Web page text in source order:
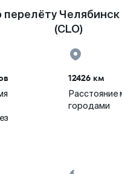
Челябинск
(CLO)
12426 км
Расстояние
городами